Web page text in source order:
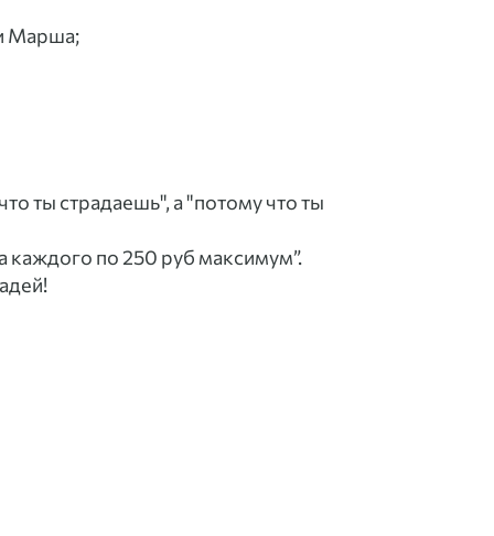
Марша;
ты страдаешь", а "потому что ты
каждого по 250 руб максимум”.